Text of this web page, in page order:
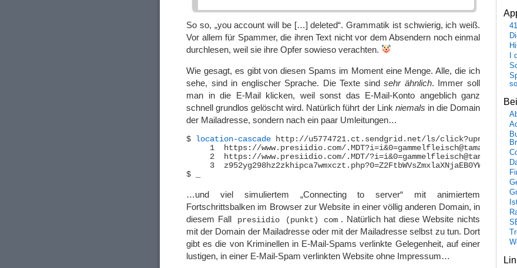
So so, „you account will be […] deleted“. Grammatik ist schwierig, ich weiß.
Vor allem für Spammer, die ihren Text nicht vor dem Absendern noch einmal
durchlesen, weil sie ihre Opfer sowieso verachten.
Wie gesagt, es gibt von diesen Spams im Moment eine Menge. Alle, die ich
sehe, sind in englischer Sprache. Die Texte sindsehr ähnlich. Immer soll
man in die E-Mail klicken, weil sonst das E-Mail-Konto angeblich ganz
schnell grundlos gelöscht wird. Natürlich führt der Link niemals in die Domain
der Mailadresse, sondern nach ein paar Umleitungen…
$ location-cascade http://u5774721.ct.sendgrid.net/ls/
     1	https://www.presiidio.com/.MDT?i=i&0=gammelfleisch@tamagothi.de
     2	https://www.presiidio.com/.MDT/?i=i&0=gammelfleisch@tamagothi.de
     3	z952yg298hz2zkhipca7wmxczt.php?0=Z2FtbWVsZmxlaXNjaEB0YW1hZ290aGkuZGU=&.verify??guce_referrer=aHR0cHM6Ly9sb2dpbi55YWhvby5jb20v&guce_referrer_sig=AQAAABA99NmGR9iNQOyU5mI3ASjQfYjcPATD_A8modgjxpNXYNmo8n5zxdi8EZV7GFYPzoSc_RpMz0hYfdCk0OLmxnMB6tpfZnd5ENcxTcI3e56K0Vz3pSL6PoIoDveE6VV6vAiBzqdjcYAbAHdiaf7gx2w9XRGmCh4orbe2VcZO9aN_
…und viel simuliertem „Connecting to server“ mit animiertem
Fortschrittsbalken im Browser zur Website in einer völlig anderen Domain, in
diesem Fall
presiidio (punkt) com . Natürlich hat diese Website nichts
mit der Domain der Mailadresse oder mit der Mailadresse selbst zu tun. Dort
gibt es die von Kriminellen in E-Mail-Spams verlinkte Gelegenheit, auf einer
lustigen, in einer E-Mail-Spam verlinkten Website ohne Impressum…
I